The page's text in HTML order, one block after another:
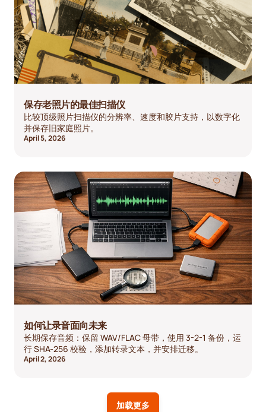
保存老照片的最佳扫描仪
比较顶级照片扫描仪的分辨率、速度和胶片支持，以数字化
并保存旧家庭照片。
April 5, 2026
如何让录音面向未来
长期保存音频：保留 WAV/FLAC 母带，使用 3-2-1 备份，运
行 SHA-256 校验，添加转录文本，并安排迁移。
April 2, 2026
加载更多